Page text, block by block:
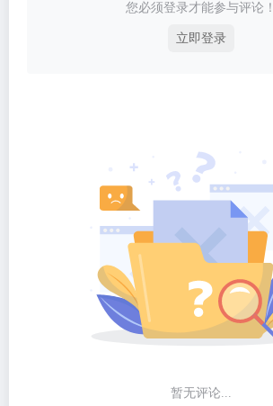
您必须登录才能参与评论！
立即登录
暂无评论...